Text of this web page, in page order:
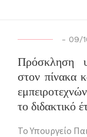
- 09/
Πρόσκληση
στον πίνακα
το διδακτικό
Το Υπουργείο